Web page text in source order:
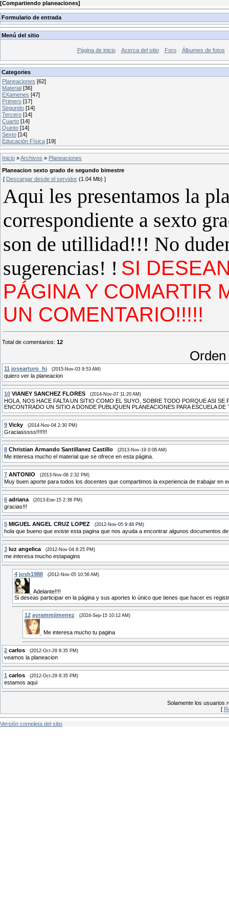
[Compartiendo planeaciones]
Formulario de entrada
Menú del sitio
Página de inicio Acerca del sitio Foro Álbumes de fotos
Categories
Planeaciones [62]
Material [36]
EXamenes [47]
Primero [17]
Segundo [14]
Tercero [14]
Cuarto [14]
Quinto [14]
Sexto [14]
Educación Física [19]
Inicio »Archivos » Planeaciones
Planeacion sexto grado de segundo bimestre
[ Descargar desde el servidor (1.04 Mb) ]
Aqui les presentamos la
correspondiente a sexto
son de utillidad!!! No
sugerencias! ! SI
PÁGINA Y COMARTIR
UN COMENTARIO!!!!!
Total de comentarios: 12
11 josearturo_hi (2015-Nov-03 9:53 AM)
quiero ver la planeacion
10 VIANEY SANCHEZ FLORES (2014-Nov-07 11:20 AM)
HOLA, NOS HACE FALTA UN SITIO COMO EL SUYO, SOBRE TODO PORQUE ASI
ENCONTRADO UN SITIO A DONDE PUBLIQUEN PLANEACIONES PARA ESCUELA
9 Vicky (2014-Nov-04 2:30 PM)
Graciasssss!!!!!!!
8 Christian Armando Santillanez Castillo (2013-Nov-19 0:08 AM)
Me interesa mucho el material que se ofrece en esta página.
7 ANTONIO (2013-Nov-06 2:32 PM)
Muy buen aporte para todos los docentes que compartimos la experiencia de trabajar en
6 adriana (2013-Ene-15 2:38 PM)
gracias!!!
5 MIGUEL ANGEL CRUZ LOPEZ (2012-Nov-05 9:48 PM)
hola que bueno que existe esta pagina que nos ayuda a encontrar algunos documentos
3 luz angelica (2012-Nov-04 8:25 PM)
me interesa mucho estapagins
4 josh1988 (2012-Nov-05 10:56 AM)
Adelante!!!!
Si deseas participar en la página y sus aportes lo único que tienes que hacer es
12 ayrammjimenez (2024-Sep-15 10:12 AM)
Me interesa mucho tu pagina
2 carlos (2012-Oct-29 8:35 PM)
veamos la planeacion
1 carlos (2012-Oct-29 8:35 PM)
estamos aqui
Solamente los usuarios
[
Versión completa del sitio